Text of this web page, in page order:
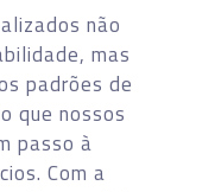
não
mas
padrões de
que nossos
passo à
Com a